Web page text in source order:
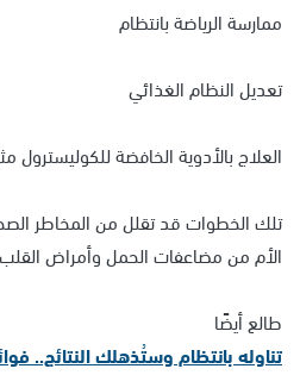
ممارسة الرياضة بانتظام
تعديل النظام الغذائي
العلاج بالأدوية الخافضة للكوليسترول
تلك الخطوات قد تقلل من المخاطر
الأم من مضاعفات الحمل وأمراض
طالع أيضًا
تناوله بانتظام وستُذهلك النتائج..